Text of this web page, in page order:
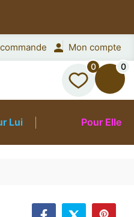
Mon compte
0 0
Lui Pour Elle